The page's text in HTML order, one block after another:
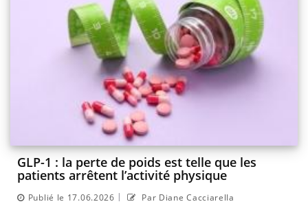
GLP-1 : la perte de poids est telle que les
patients arrêtent l’activité physique
Publié le 17.06.2026 | Par Diane Cacciarella